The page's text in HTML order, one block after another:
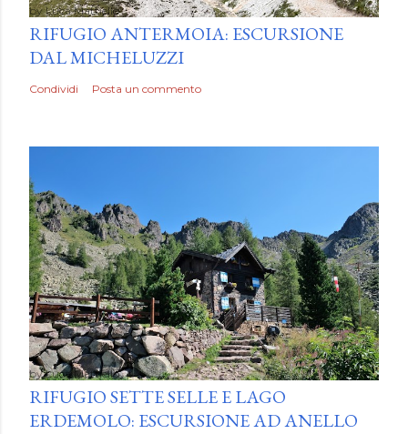
byLuca Mattiello
RIFUGIO ANTERMOIA: ESCURSIONE
DAL MICHELUZZI
Condividi Posta un commento
byLuca Mattiello
RIFUGIO SETTE SELLE E LAGO
ERDEMOLO: ESCURSIONE AD ANELLO